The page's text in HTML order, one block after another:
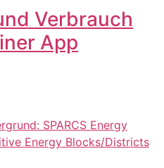
Verbrauch
App